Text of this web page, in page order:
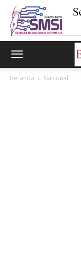
Beranda Nasional